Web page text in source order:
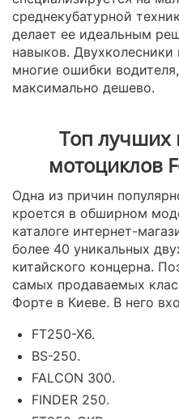
среднекубатурной
делает ее идеальным
навыков.
многие ошибки
максимально дешево.
Топ лучших
мотоциклов
Одна из причин
кроется в обширном
каталоге интернет-
более 40 уникальных
китайского концерна.
самых продаваемых
Форте в Киеве. В него
FT250-X6.
BS-250.
FALCON 300.
FINDER 250.